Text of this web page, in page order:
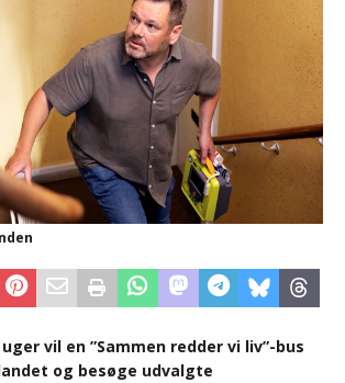
vil en ”Sammen redder vi liv”-bus
og besøge udvalgte